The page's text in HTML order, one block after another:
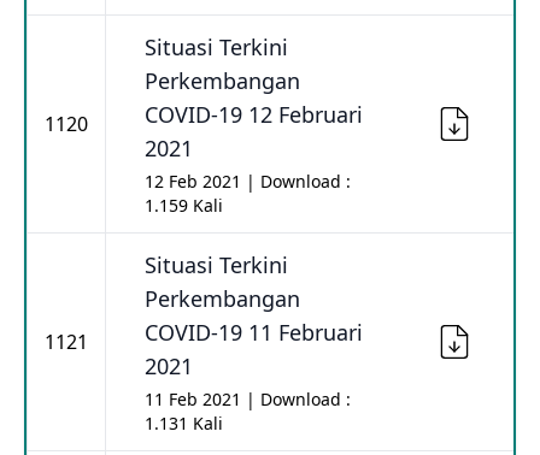
1120
Situasi Terkini
Perkembangan
COVID-19 12 Februari
2021
12 Feb 2021 | Download :
1.159 Kali
1121
Situasi Terkini
Perkembangan
COVID-19 11 Februari
2021
11 Feb 2021 | Download :
1.131 Kali